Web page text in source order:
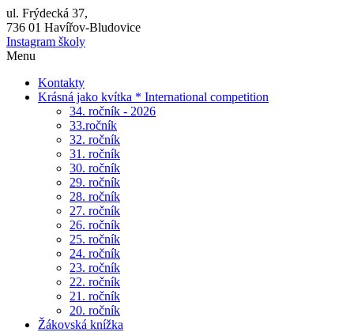
ul. Frýdecká 37,
736 01 Havířov-Bludovice
Instagram školy
Menu
Kontakty
Krásná jako kvítka * International competition
34. ročník - 2026
33.ročník
32. ročník
31. ročník
30. ročník
29. ročník
28. ročník
27. ročník
26. ročník
25. ročník
24. ročník
23. ročník
22. ročník
21. ročník
20. ročník
Žákovská knížka